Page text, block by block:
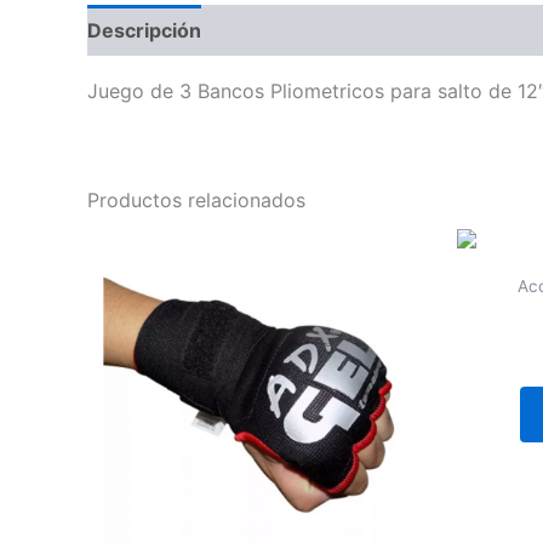
Descripción
Juego de 3 Bancos Pliometricos para salto de
Productos relacionados